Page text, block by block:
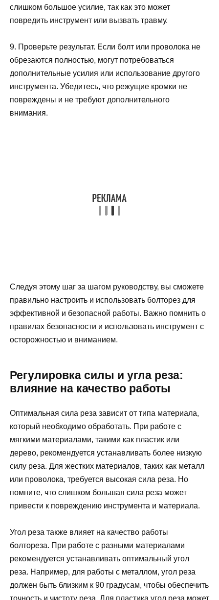
слишком большое усилие, так как это может
повредить инструмент или вызвать травму.
9. Проверьте результат. Если болт или проволока не
обрезаются полностью, могут потребоваться
дополнительные усилия или использование другого
инструмента. Убедитесь, что режущие кромки не
повреждены и не требуют дополнительного
внимания.
Следуя этому шаг за шагом руководству, вы сможете
правильно настроить и использовать болторез для
эффективной и безопасной работы. Важно помнить о
правилах безопасности и использовать инструмент с
осторожностью и вниманием.
Регулировка силы и угла реза:
влияние на качество работы
Оптимальная сила реза зависит от типа материала,
который необходимо обработать. При работе с
мягкими материалами, такими как пластик или
дерево, рекомендуется устанавливать более низкую
силу реза. Для жестких материалов, таких как металл
или проволока, требуется высокая сила реза. Но
помните, что слишком большая сила реза может
привести к повреждению инструмента и материала.
Угол реза также влияет на качество работы
болтореза. При работе с разными материалами
рекомендуется устанавливать оптимальный угол
реза. Например, для работы с металлом, угол реза
должен быть близким к 90 градусам, чтобы обеспечить
точность и чистоту реза. Для пластика угол реза может